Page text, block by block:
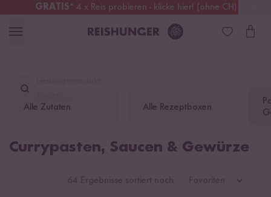
GRATIS* 4 x Reis probieren - klicke hier! (ohne CH)
Österreich Kostenloser Versand
Alle Zutaten
Alle Rezeptboxen
Currypasten, Saucen & Gewürze